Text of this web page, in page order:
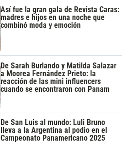
Así fue la gran gala de Revista Caras:
madres e hijos en una noche que
combinó moda y emoción
De Sarah Burlando y Matilda Salazar
a Moorea Fernández Prieto: la
reacción de las mini influencers
cuando se encontraron con Panam
De San Luis al mundo: Luli Bruno
lleva a la Argentina al podio en el
Campeonato Panamericano 2025